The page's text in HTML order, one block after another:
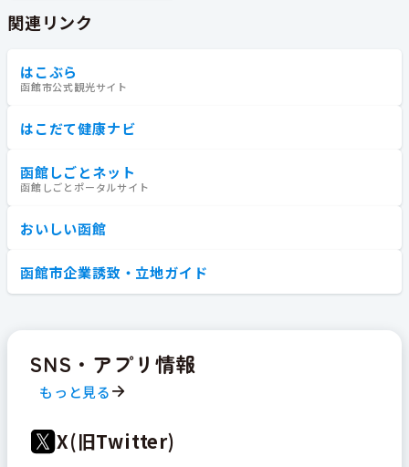
関連リンク
はこぶら
函館市公式観光サイト
はこだて健康ナビ
函館しごとネット
函館しごとポータルサイト
おいしい函館
函館市企業誘致・立地ガイド
SNS・アプリ情報
もっと見る
X(旧Twitter)